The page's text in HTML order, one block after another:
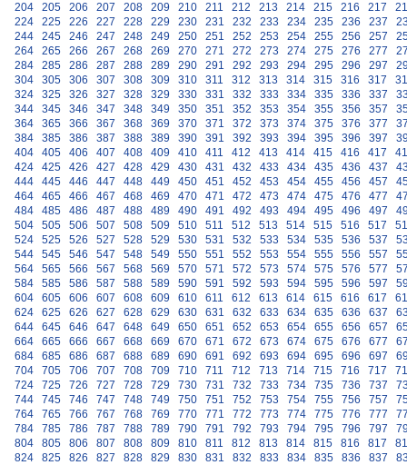
204
205 206 207 208 209 210 211 212 213 214 215 216 217
224
225 226 227 228 229 230 231 232 233 234 235 236 237
244
245 246 247 248 249 250 251 252 253 254 255 256 257
264
265 266 267 268 269 270 271 272 273 274 275 276 277
284
285 286 287 288 289 290 291 292 293 294 295 296 297
304
305 306 307 308 309 310 311 312 313 314 315 316 317
324
325 326 327 328 329 330 331 332 333 334 335 336 337
344
345 346 347 348 349 350 351 352 353 354 355 356 357
364
365 366 367 368 369 370 371 372 373 374 375 376 377
384
385 386 387 388 389 390 391 392 393 394 395 396 397
404
405 406 407 408 409 410 411 412 413 414 415 416 417
424
425 426 427 428 429 430 431 432 433 434 435 436 437
444
445 446 447 448 449 450 451 452 453 454 455 456 457
464
465 466 467 468 469 470 471 472 473 474 475 476 477
484
485 486 487 488 489 490 491 492 493 494 495 496 497
504
505 506 507 508 509 510 511 512 513 514 515 516 517
524
525 526 527 528 529 530 531 532 533 534 535 536 537
544
545 546 547 548 549 550 551 552 553 554 555 556 557
564
565 566 567 568 569 570 571 572 573 574 575 576 577
584
585 586 587 588 589 590 591 592 593 594 595 596 597
604
605 606 607 608 609 610 611 612 613 614 615 616 617
624
625 626 627 628 629 630 631 632 633 634 635 636 637
644
645 646 647 648 649 650 651 652 653 654 655 656 657
664
665 666 667 668 669 670 671 672 673 674 675 676 677
684
685 686 687 688 689 690 691 692 693 694 695 696 697
704
705 706 707 708 709 710 711 712 713 714 715 716 717
724
725 726 727 728 729 730 731 732 733 734 735 736 737
744
745 746 747 748 749 750 751 752 753 754 755 756 757
764
765 766 767 768 769 770 771 772 773 774 775 776 777
784
785 786 787 788 789 790 791 792 793 794 795 796 797
804
805 806 807 808 809 810 811 812 813 814 815 816 817
824
825 826 827 828 829 830 831 832 833 834 835 836 837